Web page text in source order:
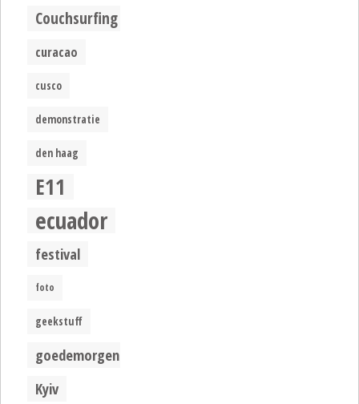
Couchsurfing
curacao
cusco
demonstratie
den haag
E11
ecuador
festival
foto
geekstuff
goedemorgen
Kyiv